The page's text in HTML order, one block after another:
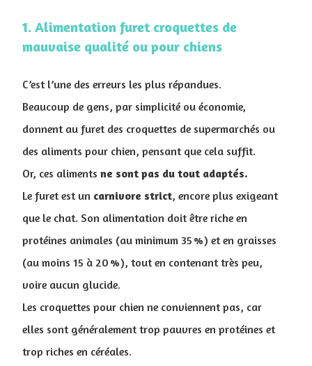
1. ​Alimentation furet croquettes de
mauvaise qualité ou pour chiens
C’est l’une des erreurs les plus répandues.
Beaucoup de gens, par simplicité ou économie,
donnent au furet des croquettes de supermarchés ou
des aliments pour chien, pensant que cela suffit.
Or, ces aliments ne sont pas du tout adaptés.
Le furet est un carnivore strict, encore plus exigeant
que le chat. Son alimentation doit être riche en
protéines animales (au minimum 35 %) et en graisses
(au moins 15 à 20 %), tout en contenant très peu,
voire aucun glucide.
Les croquettes pour chien ne conviennent pas, car
elles sont généralement trop pauvres en protéines et
trop riches en céréales.